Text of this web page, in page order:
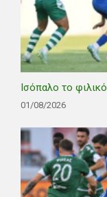
Ισόπαλο το φιλικό
01/08/2026